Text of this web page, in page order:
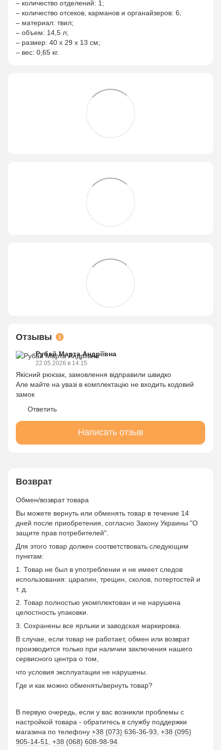
– количество отделений: 1;
– количество отсеков, карманов и органайзеров: 6;
– материал: твил;
– объем: 14,5 л;
– размер: 40 x 29 x 13 см;
– вес: 0,65 кг.
Отзывы 1
Рубай Марта Андріївна
22.05.2026 в 14:15
Якісний рюкзак, замовлення відправили швидко
Але майте на увазі в комплектацію не входить кодовий
замок
Ответить
Написать отзыв
Возврат
Обмен/возврат товара
Вы можете вернуть или обменять товар в течение 14
дней после приобретения, согласно Закону Украины "О
защите прав потребителей".
Для этого товар должен соответствовать следующим
пунктам:
1. Товар не был в употреблении и не имеет следов
использования: царапин, трещин, сколов, потертостей и
т. д.
2. Товар полностью укомплектован и не нарушена
целостность упаковки.
3. Сохранены все ярлыки и заводская маркировка.
В случае, если товар не работает, обмен или возврат
производится только при наличии заключения нашего
сервисного центра о том,
что условия эксплуатации не нарушены.
Где и как можно обменять/вернуть товар?
В первую очередь, если у вас возникли проблемы с
настройкой товара - обратитесь в службу поддержки
магазина по телефону +38 (073) 636-36-93 +38 (095)
905-14-51
+38 (068) 608-98-94